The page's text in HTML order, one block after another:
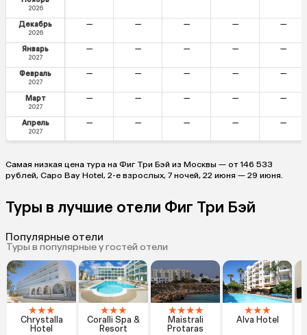
2026
Декабрь
2026
— — — — —
Январь
2027
— — — — —
Февраль
2027
— — — — —
Март
2027
— — — — —
Апрель
2027
— — — — —
Самая низкая цена тура на Фиг Три Бэй из Москвы — от 146 533
рублей, Capo Bay Hotel, 2-е взрослых, 7 ночей, 22 июня — 29 июня.
Туры в лучшие отели Фиг Три Бэй
Популярные отели
Туры в популярные у гостей отели
★★★
Chrystalla
Hotel
★★★
Coralli Spa &
Resort
★★★★
Maistrali
Protaras
★★★
Alva Hotel